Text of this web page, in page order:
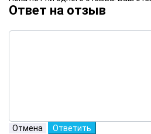
Ответ на отзыв